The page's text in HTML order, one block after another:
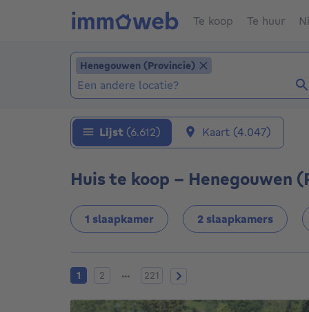
Te koop Te huur
Locaties (Reeds geselecteerde locaties:
Henegouwen (Provincie)
Henegouwen (Provincie)
Locatie toevoegen
Lijst (6.612) Kaart (4.047)
Huis te koop - Henegouwen
1 slaapkamer 2 slaapkamers
Huidige pagina
1 Pagina 2
2 ... Pagina 221
221 Volgende pagina